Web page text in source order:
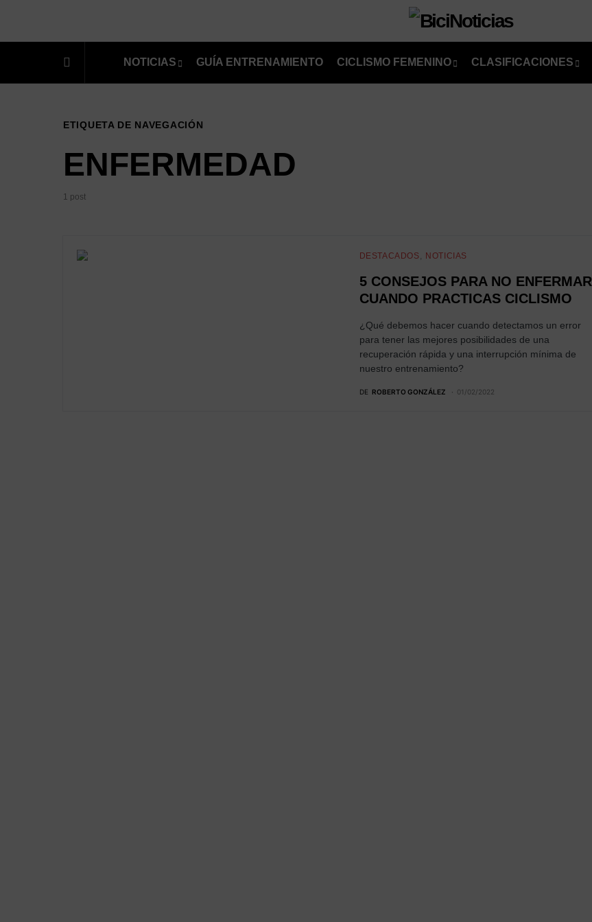
NOTICIAS GUÍA ENTRENAMIENTO CICLISMO FEMENINO CLASIFICACIONES
ETIQUETA DE NAVEGACIÓN
ENFERMEDAD
1 post
DESTACADOS NOTICIAS
5 CONSEJOS PARA NO ENFERMAR
CUANDO PRACTICAS CICLISMO
¿Qué debemos hacer cuando detectamos un error
para tener las mejores posibilidades de una
recuperación rápida y una interrupción mínima de
nuestro entrenamiento?
DE ROBERTO GONZÁLEZ 01/02/2022